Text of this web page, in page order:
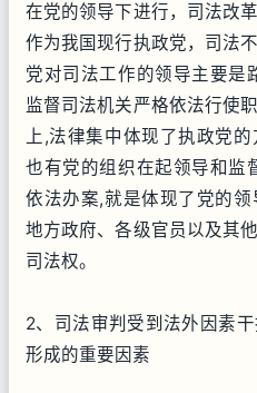
在党的领导下进行，司法改
作为我国现行执政党，司法
党对司法工作的领导主要是
监督司法机关严格依法行使
上,法律集中体现了执政党
也有党的组织在起领导和监
依法办案,就是体现了党的
地方政府、各级官员以及其
司法权。
2、司法审判受到法外因素
形成的重要因素